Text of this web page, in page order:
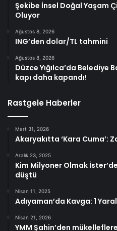
Şekibe İnsel Doğal Yaşam
Oluyor
Ağustos 8, 2026
ING’den dolar/TL tahmini
Ağustos 8, 2026
Düzce Yığılca’da Belediye
kapı daha kapandı!
Rastgele Haberler
Mart 31, 2026
Akaryakıtta ‘Kara Cuma’:
Aralık 23, 2025
Kim Milyoner Olmak
düştü
Nisan 11, 2025
Adıyaman’da Kavga: 1
Nisan 21, 2026
YMM Şahin’den